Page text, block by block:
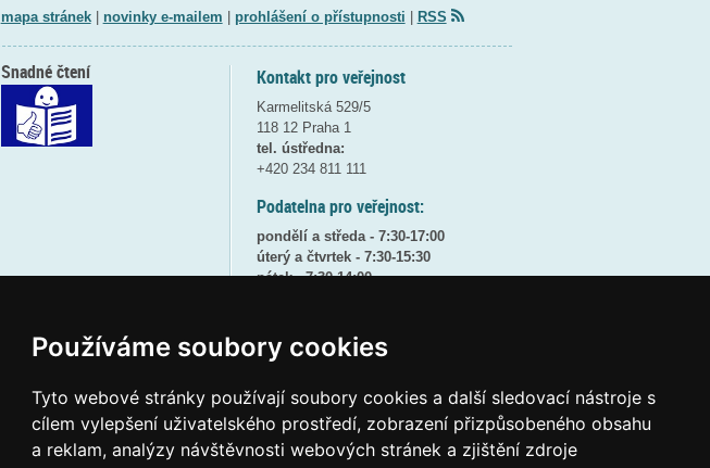
Používáme soubory cookies
Tyto webové stránky používají soubory cookies a další sledovací nástroje s
cílem vylepšení uživatelského prostředí, zobrazení přizpůsobeného obsahu
a reklam, analýzy návštěvnosti webových stránek a zjištění zdroje
mapa stránek| novinky e-mailem prohlášení o přístupnosti RSS
Kontakt pro veřejnost
Karmelitská 529/5
118 12 Praha 1
tel. ústředna:
+420 234 811 111
Podatelna pro veřejnost:
pondělí a středa - 7:30-17:00
úterý a čtvrtek - 7:30-15:30
pátek - 7:30-14:00
(více informacíZDE)
posta@msmtgovcz
ID datové schránky: vidaawt
Snadné čtení